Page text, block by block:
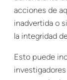
acciones de
inadvertida o
la integridad
Esto puede